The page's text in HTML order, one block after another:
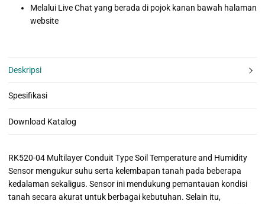
Melalui Live Chat yang berada di pojok kanan bawah halaman
website
Deskripsi
Spesifikasi
Download Katalog
RK520-04 Multilayer Conduit Type Soil Temperature and Humidity
Sensor mengukur suhu serta kelembapan tanah pada beberapa
kedalaman sekaligus. Sensor ini mendukung pemantauan kondisi
tanah secara akurat untuk berbagai kebutuhan. Selain itu,